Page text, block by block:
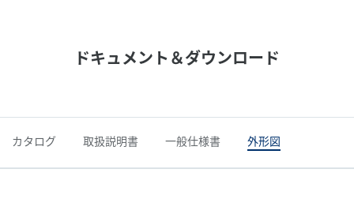
ドキュメント＆ダウンロード
カタログ 取扱説明書 一般仕様書 外形図